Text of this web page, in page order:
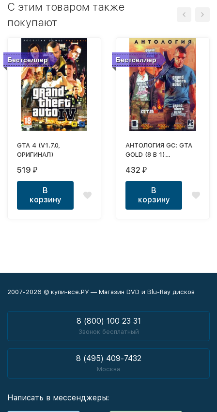
C этим товаром также
покупают
Бестселлер
GTA 4 (V1.7.0,
ОРИГИНАЛ)
519 ₽
В
корзину
Бестселлер
АНТОЛОГИЯ GC: GTA
GOLD (8 В 1)
ОБНОВЛЕННОЕ
ИЗДАНИЕ
432 ₽
В
корзину
2007-2026 © купи-все.РУ — Магазин DVD и Blu-Ray дисков
8 (800) 100 23 31
Звонок бесплатный
8 (495) 409-7432
Москва
Написать в мессенджеры: